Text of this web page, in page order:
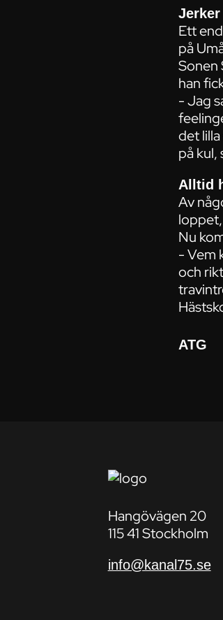
Ett
på
Sonen
han
- Jag
det
på kul,
Alltid
Av
Nu
- Vem
och
ATG
Hangövägen 20
115 41 Stockholm
info@kanal75.se